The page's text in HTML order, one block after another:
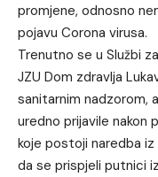
promjene, odnosno
pojavu Corona virusa.
Trenutno se u Službi
JZU Dom zdravlja
sanitarnim nadzorom,
uredno prijavile nakon
koje postoji naredba
da se prispjeli putnici